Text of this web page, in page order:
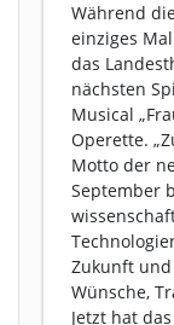
Während
einziges
das
nächsten
Musical
Operette.
Motto der
September
Zukunft und
Wünsche,
Jetzt hat